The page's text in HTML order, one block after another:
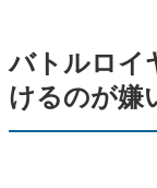
バトルロイ
けるのが嫌